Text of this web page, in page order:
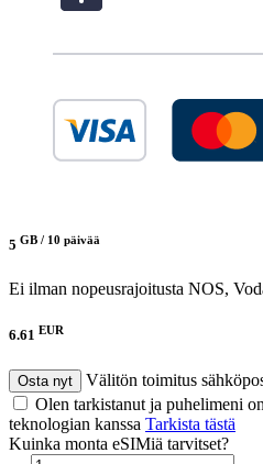
5 GB / 10 päivää
Ei ilman nopeusrajoitusta NOS,
6.61 EUR
Osta nyt
Välitön toimitus
Olen tarkistanut ja puhelimeni
teknologian kanssa Tarkista tästä
Kuinka monta eSIMiä tarvitset?